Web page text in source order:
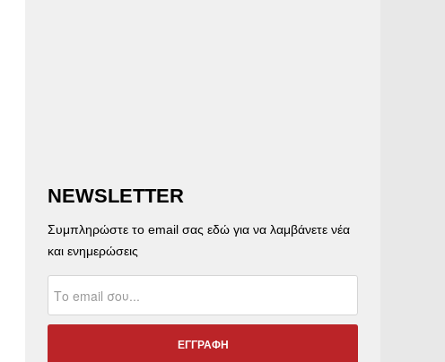
NEWSLETTER
Συμπληρώστε το email σας εδώ για να λαμβάνετε νέα
και ενημερώσεις